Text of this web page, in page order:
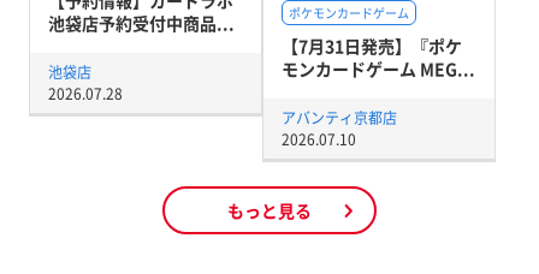
池袋店予約受付中商品...
池袋店
2026.07.28
ポケモンカードゲーム
【7月31日発売】『ポケ
モンカードゲーム MEG...
アバンティ京都店
2026.07.10
もっと見る